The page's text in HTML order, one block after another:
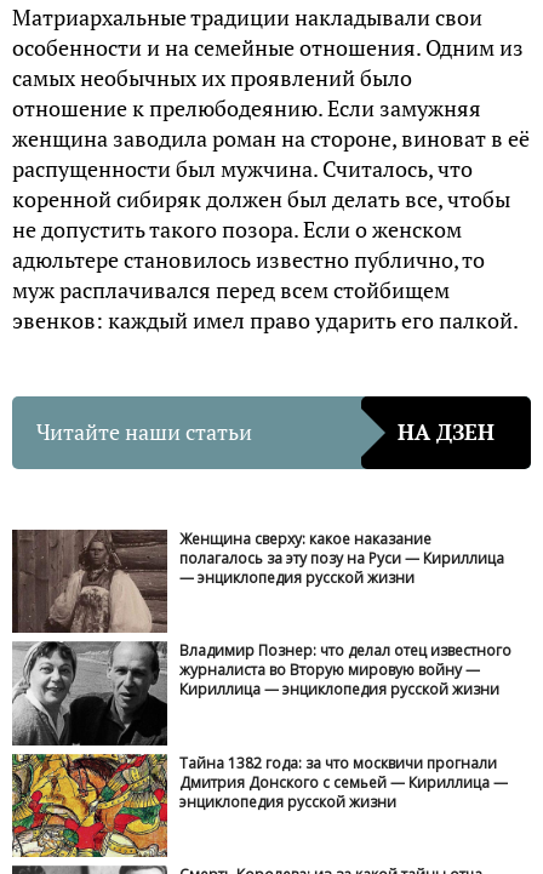
Матриархальные традиции накладывали свои
особенности и на семейные отношения. Одним из
самых необычных их проявлений было
отношение к прелюбодеянию. Если замужняя
женщина заводила роман на стороне, виноват в её
распущенности был мужчина. Считалось, что
коренной сибиряк должен был делать все, чтобы
не допустить такого позора. Если о женском
адюльтере становилось известно публично, то
муж расплачивался перед всем стойбищем
эвенков: каждый имел право ударить его палкой.
Читайте наши статьи НА ДЗЕН
Женщина сверху: какое наказание
полагалось за эту позу на Руси — Кириллица
— энциклопедия русской жизни
Владимир Познер: что делал отец известного
журналиста во Вторую мировую войну —
Кириллица — энциклопедия русской жизни
Тайна 1382 года: за что москвичи прогнали
Дмитрия Донского с семьей — Кириллица —
энциклопедия русской жизни